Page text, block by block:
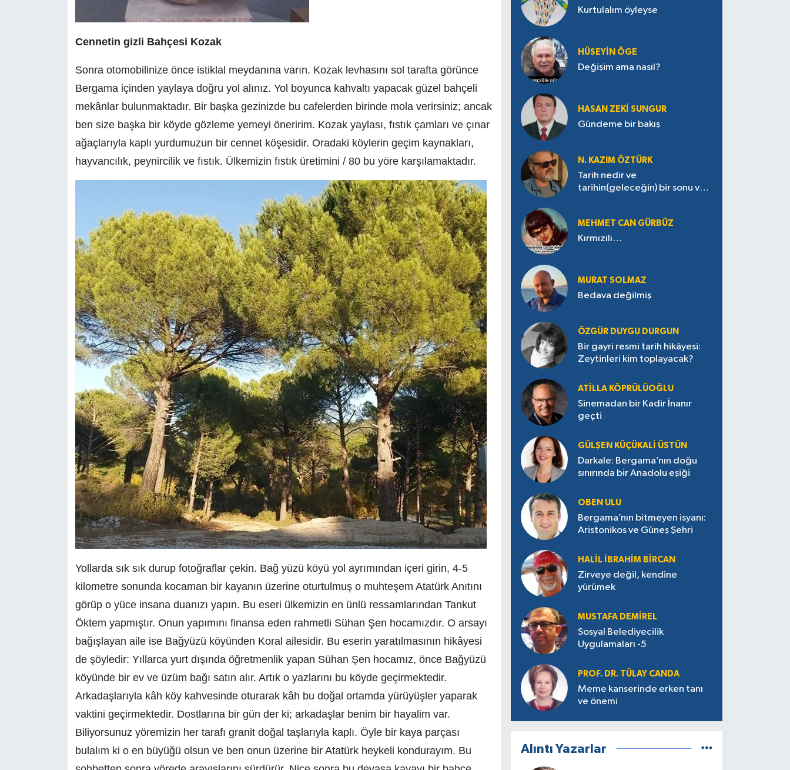
Cennetin gizli Bahçesi Kozak
Sonra otomobilinize önce istiklal meydanına varın. Kozak levhasını sol tarafta görünce
Bergama içinden yaylaya doğru yol alınız. Yol boyunca kahvaltı yapacak güzel bahçeli
mekânlar bulunmaktadır. Bir başka gezinizde bu cafelerden birinde mola verirsiniz; ancak
ben size başka bir köyde gözleme yemeyi öneririm. Kozak yaylası, fıstık çamları ve çınar
ağaçlarıyla kaplı yurdumuzun bir cennet köşesidir. Oradaki köylerin geçim kaynakları,
hayvancılık, peynircilik ve fıstık. Ülkemizin fıstık üretimini / 80 bu yöre karşılamaktadır.
Yollarda sık sık durup fotoğraflar çekin. Bağ yüzü köyü yol ayrımından içeri girin, 4-5
kilometre sonunda kocaman bir kayanın üzerine oturtulmuş o muhteşem Atatürk Anıtını
görüp o yüce insana duanızı yapın. Bu eseri ülkemizin en ünlü ressamlarından Tankut
Öktem yapmıştır. Onun yapımını finansa eden rahmetli Sühan Şen hocamızdır. O arsayı
bağışlayan aile ise Bağyüzü köyünden Koral ailesidir. Bu eserin yaratılmasının hikâyesi
de şöyledir: Yıllarca yurt dışında öğretmenlik yapan Sühan Şen hocamız, önce Bağyüzü
köyünde bir ev ve üzüm bağı satın alır. Artık o yazlarını bu köyde geçirmektedir.
Arkadaşlarıyla kâh köy kahvesinde oturarak kâh bu doğal ortamda yürüyüşler yaparak
vaktini geçirmektedir. Dostlarına bir gün der ki; arkadaşlar benim bir hayalim var.
Biliyorsunuz yöremizin her tarafı granit doğal taşlarıyla kaplı. Öyle bir kaya parçası
bulalım ki o en büyüğü olsun ve ben onun üzerine bir Atatürk heykeli kondurayım. Bu
Kurtulalım öyleyse
HÜSEYIN ÖGE
Değişim ama nasıl?
HASAN ZEKI SUNGUR
Gündeme bir bakış
N. KAZIM ÖZTÜRK
Tarih nedir ve
tarihin(geleceğin) bir sonu var
MEHMET CAN GÜRBÜZ
Kırmızılı…
MURAT SOLMAZ
Bedava değilmiş
ÖZGÜR DUYGU DURGUN
Bir gayri resmi tarih hikâyesi:
Zeytinleri kim toplayacak?
ATILLA KÖPRÜLÜOĞLU
Sinemadan bir Kadir İnanır
geçti
GÜLŞEN KÜÇÜKALI ÜSTÜN
Darkale: Bergama’nın doğu
sınırında bir Anadolu eşiği
OBEN ULU
Bergama’nın bitmeyen isyanı:
Aristonikos ve Güneş Şehri
HALIL İBRAHIM BIRCAN
Zirveye değil, kendine
yürümek
MUSTAFA DEMIREL
Sosyal Belediyecilik
Uygulamaları -5
PROF. DR. TÜLAY CANDA
Meme kanserinde erken tanı
ve önemi
Alıntı Yazarlar